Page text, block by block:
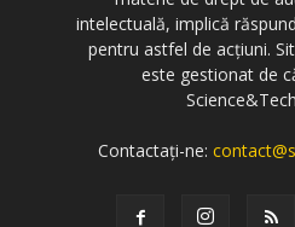
intelectuală, implică
pentru astfel de acțiuni.
este gestionat de
Contactați-ne: